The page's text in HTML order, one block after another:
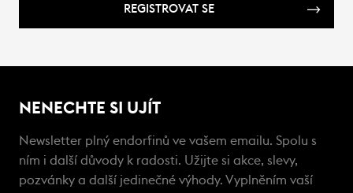
REGISTROVAT SE
NENECHTE SI UJÍT
Newsletter plný endorfinů ve vašem emailu. Spolu s
ním i další důvody k radosti. Užijte si akce, slevy,
pozvánky a další jedinečné výhody. Vyplněním vaší